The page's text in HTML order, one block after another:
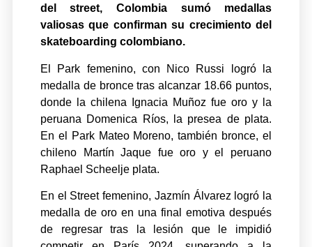
del street, Colombia sumó medallas
valiosas que confirman su crecimiento del
skateboarding colombiano.
El Park femenino, con Nico Russi logró la
medalla de bronce tras alcanzar 18.66 puntos,
donde la chilena Ignacia Muñoz fue oro y la
peruana Domenica Ríos, la presea de plata.
En el Park Mateo Moreno, también bronce, el
chileno Martín Jaque fue oro y el peruano
Raphael Scheelje plata.
En el Street femenino, Jazmín Álvarez logró la
medalla de oro en una final emotiva después
de regresar tras la lesión que le impidió